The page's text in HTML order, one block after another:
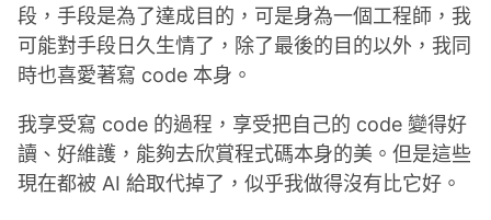
段，手段是為了達成目的，可是身為一個工程師，我
可能對手段日久生情了，除了最後的目的以外，我同
時也喜愛著寫 code 本身。
我享受寫 code 的過程，享受把自己的 code 變得好
讀、好維護，能夠去欣賞程式碼本身的美。但是這些
現在都被 AI 給取代掉了，似乎我做得沒有比它好。